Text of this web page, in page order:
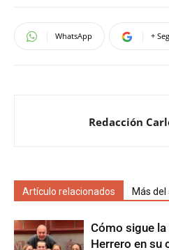
WhatsApp +
Redacción
Artículo relacionados Más
Cómo sigue
Herrero en su